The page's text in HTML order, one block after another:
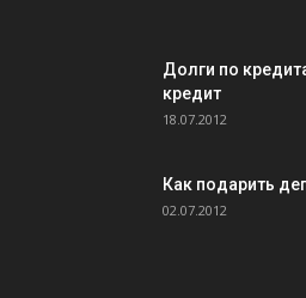
Долги по
кредит
18.07.2012
Как подарить
02.07.2012